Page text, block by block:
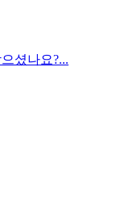
셨나요?...